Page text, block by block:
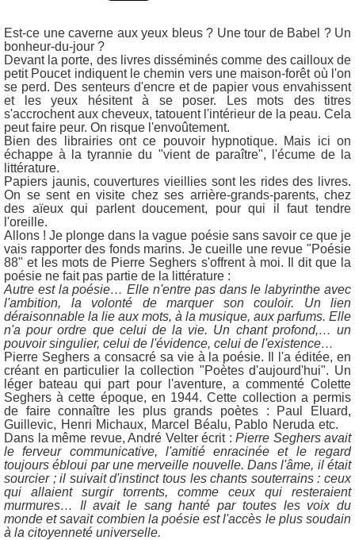
Est-ce une caverne aux yeux bleus ? Une tour de Babel ? Un
bonheur-du-jour ?
Devant la porte, des livres disséminés comme des cailloux de
petit Poucet indiquent le chemin vers une maison-forêt où l'on
se perd. Des senteurs d'encre et de papier vous envahissent
et les yeux hésitent à se poser. Les mots des titres
s'accrochent aux cheveux, tatouent l'intérieur de la peau. Cela
peut faire peur. On risque l'envoûtement.
Bien des librairies ont ce pouvoir hypnotique. Mais ici on
échappe à la tyrannie du "vient de paraître", l'écume de la
littérature.
Papiers jaunis, couvertures vieillies sont les rides des livres.
On se sent en visite chez ses arrière-grands-parents, chez
des aïeux qui parlent doucement, pour qui il faut tendre
l'oreille.
Allons ! Je plonge dans la vague poésie sans savoir ce que je
vais rapporter des fonds marins. Je cueille une revue "Poésie
88" et les mots de Pierre Seghers s'offrent à moi. Il dit que la
poésie ne fait pas partie de la littérature :
Autre est la poésie… Elle n'entre pas dans le labyrinthe avec
l'ambition, la volonté de marquer son couloir. Un lien
déraisonnable la lie aux mots, à la musique, aux parfums. Elle
n'a pour ordre que celui de la vie. Un chant profond,… un
pouvoir singulier, celui de l'évidence, celui de l'existence…
Pierre Seghers a consacré sa vie à la poésie. Il l'a éditée, en
créant en particulier la collection "Poètes d'aujourd'hui". Un
léger bateau qui part pour l'aventure, a commenté Colette
Seghers à cette époque, en 1944. Cette collection a permis
de faire connaître les plus grands poètes : Paul Eluard,
Guillevic, Henri Michaux, Marcel Béalu, Pablo Neruda etc.
Dans la même revue, André Velter écrit : Pierre Seghers avait
le ferveur communicative, l'amitié enracinée et le regard
toujours ébloui par une merveille nouvelle. Dans l'âme, il était
sourcier ; il suivait d'instinct tous les chants souterrains : ceux
qui allaient surgir torrents, comme ceux qui resteraient
murmures… Il avait le sang hanté par toutes les voix du
monde et savait combien la poésie est l'accès le plus soudain
à la citoyenneté universelle.